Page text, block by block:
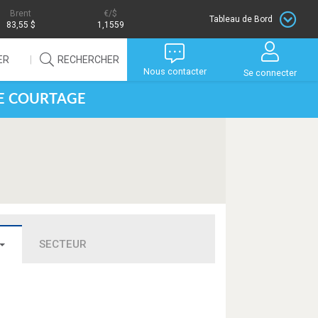
Brent
83,55 $
/$
1,1559
Tableau de Bord
RECHERCHER
Nous contacter Se connecter
COURTAGE
SECTEUR